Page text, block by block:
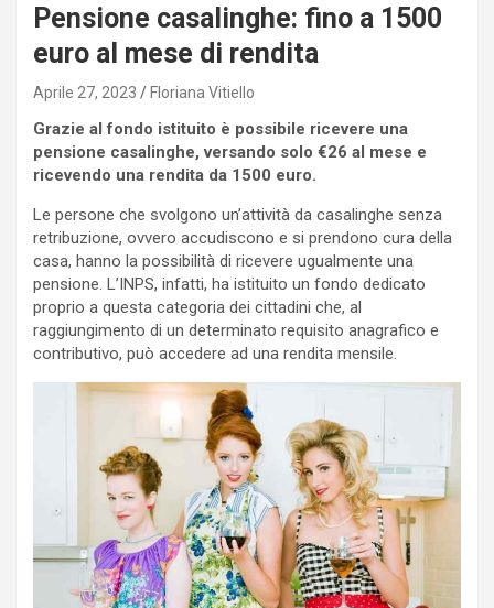
Pensione casalinghe: fino a 1500
euro al mese di rendita
Aprile 27, 2023 Floriana Vitiello
Grazie al fondo istituito è possibile ricevere una
pensione casalinghe, versando solo €26 al mese e
ricevendo una rendita da 1500 euro.
Le persone che svolgono un’attività da casalinghe senza
retribuzione, ovvero accudiscono e si prendono cura della
casa, hanno la possibilità di ricevere ugualmente una
pensione. L’INPS, infatti, ha istituito un fondo dedicato
proprio a questa categoria dei cittadini che, al
raggiungimento di un determinato requisito anagrafico e
contributivo, può accedere ad una rendita mensile.